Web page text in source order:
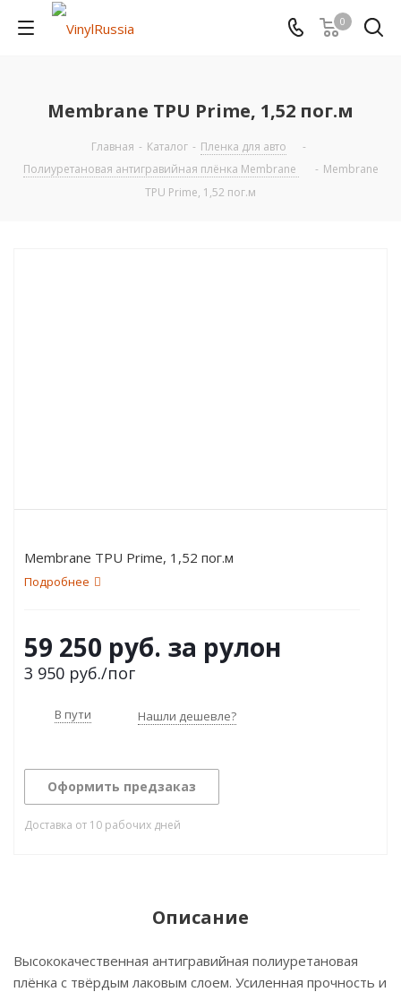
0
Membrane TPU Prime, 1,52 пог.м
Главная - Каталог - Пленка для авто
-
Полиуретановая антигравийная плёнка Membrane
- Membrane
TPU Prime, 1,52 пог.м
Membrane TPU Prime, 1,52 пог.м
Подробнее
59 250 руб. за рулон
3 950 руб./пог
В пути Нашли дешевле?
Оформить предзаказ
Доставка от 10 рабочих дней
Описание
Высококачественная антигравийная полиуретановая
плёнка с твёрдым лаковым слоем. Усиленная прочность и